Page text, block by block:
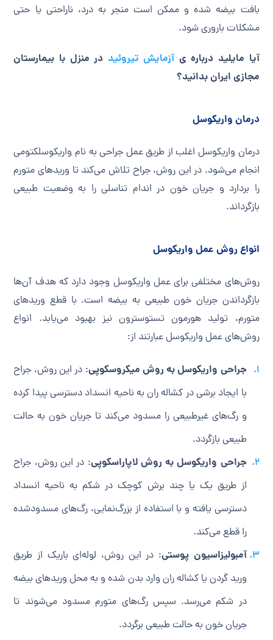
بافت بیضه شده و ممکن است منجر به درد، ناراحتی یا حتی
مشکلات باروری شود.
آیا مایلید درباره ی آزمایش تیروئید در منزل با بیمارستان
مجازی ایران بدانید؟
درمان واریکوسل
درمان واریکوسل اغلب از طریق عمل جراحی به نام واریکوسلکتومی
انجام می‌شود. در این روش، جراح تلاش می‌کند تا وریدهای متورم
را بردارد و جریان خون در اندام تناسلی را به وضعیت طبیعی
بازگرداند.
انواع روش عمل واریکوسل
روش‌های مختلفی برای عمل واریکوسل وجود دارد که هدف آن‌ها
بازگرداندن جریان خون طبیعی به بیضه است. با قطع وریدهای
متورم، تولید هورمون تستوسترون نیز بهبود می‌یابد. انواع
روش‌های عمل واریکوسل عبارتند از:
جراحی واریکوسل به روش میکروسکوپی: در این روش، جراح
با ایجاد برشی در کشاله ران به ناحیه انسداد دسترسی پیدا کرده
و رگ‌های غیرطبیعی را مسدود می‌کند تا جریان خون به حالت
طبیعی بازگردد.
جراحی واریکوسل به روش لاپاراسکوپی: در این روش، جراح
از طریق یک یا چند برش کوچک در شکم به ناحیه انسداد
دسترسی یافته و با استفاده از بزرگ‌نمایی، رگ‌های مسدودشده
را قطع می‌کند.
آمبولیزاسیون پوستی: در این روش، لوله‌ای باریک از طریق
ورید گردن یا کشاله ران وارد بدن شده و به محل وریدهای بیضه
در شکم می‌رسد. سپس رگ‌های متورم مسدود می‌شوند تا
جریان خون به حالت طبیعی برگردد.